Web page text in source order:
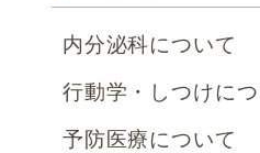
内分泌科について
行動学・しつけに
予防医療について